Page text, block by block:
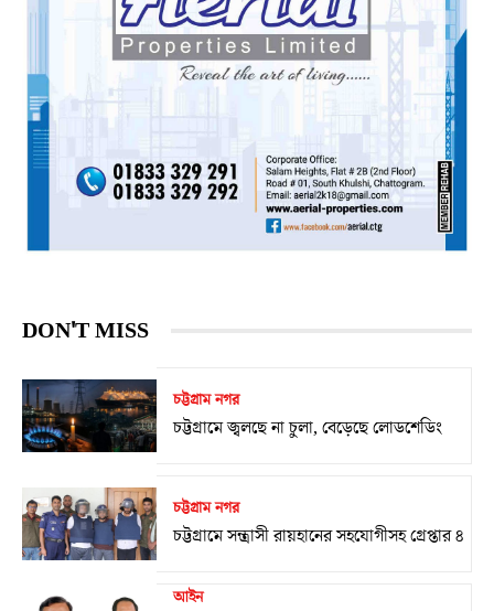
DON'T MISS
চট্টগ্রাম নগর
চট্টগ্রামে জ্বলছে না চুলা, বেড়েছে লোডশেডিং
চট্টগ্রাম নগর
চট্টগ্রামে সন্ত্রাসী রায়হানের সহযোগীসহ গ্রেপ্তার ৪
আইন